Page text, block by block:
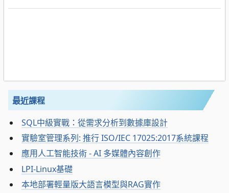
最近課程
SQL中級實戰：從需求分析到數據庫設計
實驗室管理系列: 推行 ISO/IEC 17025:2017系統課程
應用人工智能技術 - AI 多媒體內容創作
LPI-Linux基礎
本地部署輕量版大語言模型與RAG實作